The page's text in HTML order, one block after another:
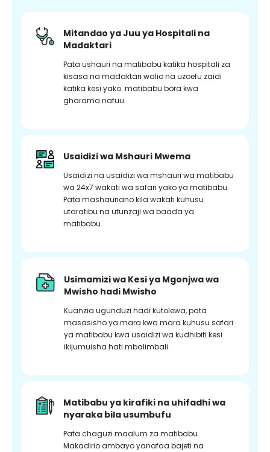
Mitandao ya Juu ya Hospitali na
Madaktari
Pata ushauri na matibabu katika hospitali za
kisasa na madaktari walio na uzoefu zaidi
katika kesi yako. matibabu bora kwa
gharama nafuu.
Usaidizi wa Mshauri Mwema
Usaidizi na usaidizi wa mshauri wa matibabu
wa 24x7 wakati wa safari yako ya matibabu.
Pata mashauriano kila wakati kuhusu
utaratibu na utunzaji wa baada ya
matibabu.
Usimamizi wa Kesi ya Mgonjwa wa
Mwisho hadi Mwisho
Kuanzia ugunduzi hadi kutolewa, pata
masasisho ya mara kwa mara kuhusu safari
ya matibabu kwa usaidizi wa kudhibiti kesi
ikijumuisha hati mbalimbali.
Matibabu ya kirafiki na uhifadhi wa
nyaraka bila usumbufu
Pata chaguzi maalum za matibabu.
Makadirio ambayo yanafaa bajeti na